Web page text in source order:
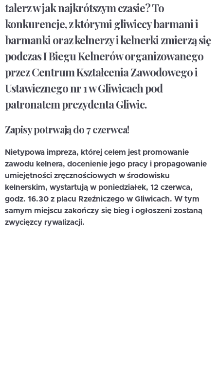
talerz w jak najkrótszym czasie? To
konkurencje, z którymi gliwiccy barmani i
barmanki oraz kelnerzy i kelnerki zmierzą się
podczas I Biegu Kelnerów organizowanego
przez Centrum Kształcenia Zawodowego i
Ustawicznego nr 1 w Gliwicach pod
patronatem prezydenta Gliwic.
Zapisy potrwają do 7 czerwca!
Nietypowa impreza, której celem jest promowanie
zawodu kelnera, docenienie jego pracy i propagowanie
umiejętności zręcznościowych w środowisku
kelnerskim, wystartują w poniedziałek, 12 czerwca,
godz. 16.30 z placu Rzeźniczego w Gliwicach. W tym
samym miejscu zakończy się bieg i ogłoszeni zostaną
zwycięzcy rywalizacji.